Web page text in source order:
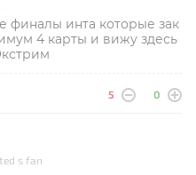
финалы инта которые зак
4 карты и вижу здесь
5 0
s fan